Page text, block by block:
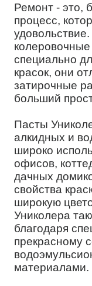
Ремонт - это,
процесс,
специально
красок, они
затирочные
больший
Пасты
алкидных и
широко
офисов,
дачных
свойства
широкую
Униколера
благодаря
прекрасному
материалами.